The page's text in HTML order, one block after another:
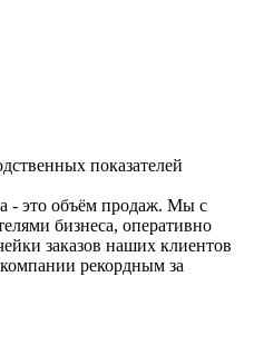
показателей
- это объём продаж. Мы с
бизнеса, оперативно
заказов наших клиентов
рекордным за